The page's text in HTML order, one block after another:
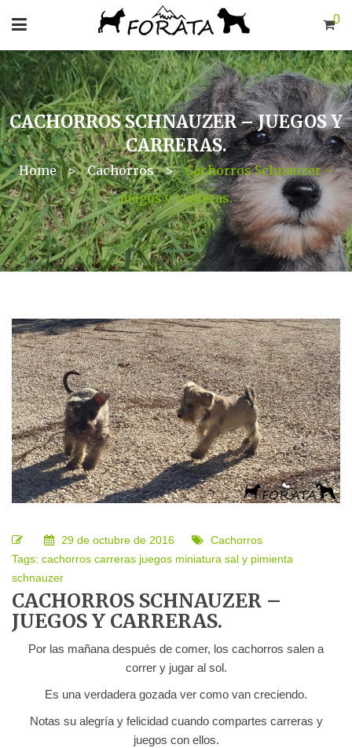
0
CACHORROS SCHNAUZER – JUEGOS Y
CARRERAS.
Home > Cachorros >
Cachorros Schnauzer –
juegos y carreras.
29 de octubre de 2016
Cachorros
Tags: cachorros carreras juegos miniatura sal y pimienta
schnauzer
CACHORROS SCHNAUZER –
JUEGOS Y CARRERAS.
Por las mañana después de comer, los cachorros salen a
correr y jugar al sol.
Es una verdadera gozada ver como van creciendo.
Notas su alegría y felicidad cuando compartes carreras y
juegos con ellos.